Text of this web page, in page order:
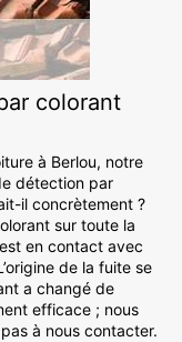
colorant
à Berlou, notre
détection par
il concrètement ?
sur toute la
en contact avec
de la fuite se
a changé de
efficace ; nous
à nous contacter.